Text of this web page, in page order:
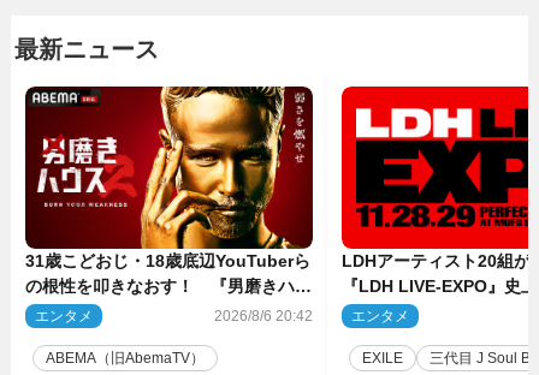
最新ニュース
31歳こどおじ・18歳底辺YouTuberら
の根性を叩きなおす！ 『男磨きハウ
ス』第2弾コーチ陣発表
エンタメ 2026/8/6 20:42
ABEMA（旧AbemaTV）
LDHアーティスト20組
『LDH LIVE‐EXPO』史
技場で開催決定
エンタメ
EXILE 三代目 J Soul